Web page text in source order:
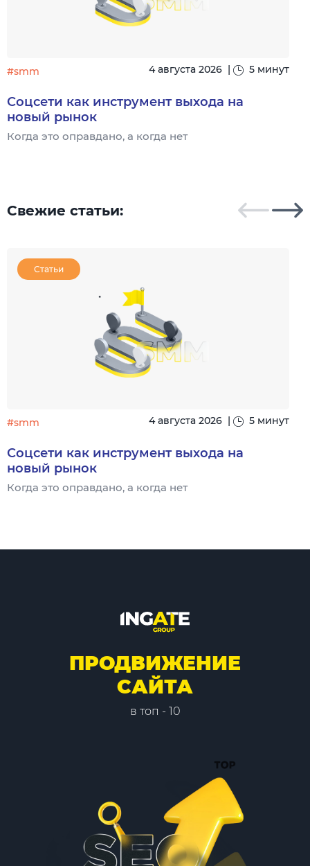
#smm 4 августа 2026 | 5 минут
Соцсети как инструмент выхода на
новый рынок
Когда это оправдано, а когда нет
Свежие статьи:
Статьи
#smm 4 августа 2026 | 5 минут
Соцсети как инструмент выхода на
новый рынок
Когда это оправдано, а когда нет
ПРОДВИЖЕНИЕ
САЙТА
в топ - 10